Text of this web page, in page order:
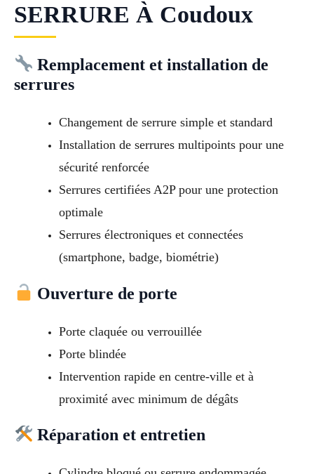
SERRURE À Coudoux
Remplacement et installation de
serrures
Changement de serrure simple et standard
Installation de serrures multipoints pour une
sécurité renforcée
Serrures certifiées A2P pour une protection
optimale
Serrures électroniques et connectées
(smartphone, badge, biométrie)
Ouverture de porte
Porte claquée ou verrouillée
Porte blindée
Intervention rapide en centre-ville et à
proximité avec minimum de dégâts
Réparation et entretien